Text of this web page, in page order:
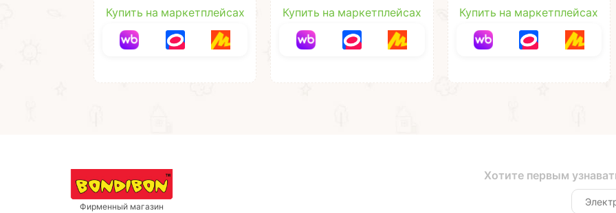
ПИАНИНО"
Купить на маркетплейсах
шт.
Купить на маркетплейсах
Bondibon
Купить на маркетплейсах
Фирменный магазин
Хотите первым